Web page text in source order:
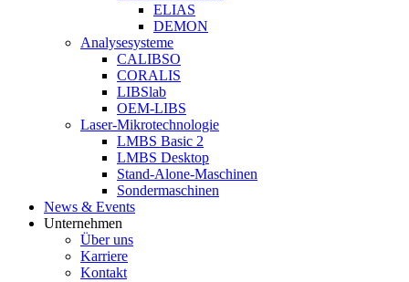
ELIAS
DEMON
Analysesysteme
CALIBSO
CORALIS
LIBSlab
OEM-LIBS
Laser-Mikrotechnologie
LMBS Basic 2
LMBS Desktop
Stand-Alone-Maschinen
Sondermaschinen
News & Events
Unternehmen
Über uns
Karriere
Kontakt